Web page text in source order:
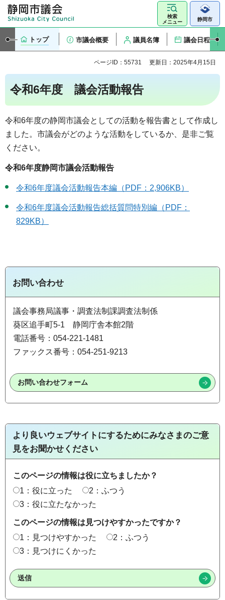
検索
メニュー
静岡市
トップ 市議会概要 議員名簿 議会日程
ページID：55731 更新日：2025年4月15日
令和6年度 議会活動報告
令和6年度の静岡市議会としての活動を報告書として作成し
ました。市議会がどのような活動をしているか、是非ご覧
ください。
令和6年度静岡市議会活動報告
令和6年度議会活動報告本編（PDF：2,906KB）
令和6年度議会活動報告総括質問特別編（PDF：
829KB）
お問い合わせ
議会事務局議事・調査法制課調査法制係
葵区追手町5-1 静岡庁舎本館2階
電話番号：054-221-1481
ファックス番号：054-251-9213
より良いウェブサイトにするためにみなさまのご意
見をお聞かせください
このページの情報は役に立ちましたか？
1：役に立った
2：ふつう
3：役に立たなかった
このページの情報は見つけやすかったですか？
1：見つけやすかった
2：ふつう
3：見つけにくかった